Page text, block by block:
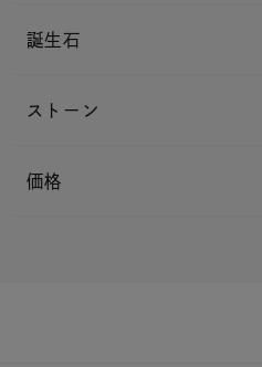
誕生石
ストーン
価格